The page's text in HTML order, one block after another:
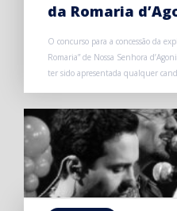
da Romaria
O concurso para a concessão da
Romaria” de Nossa Senhora
ter sido apresentada qualquer